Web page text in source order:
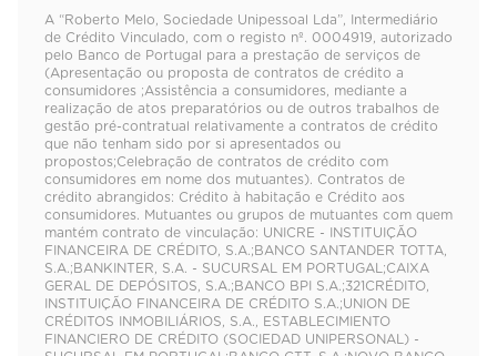
A “Roberto Melo, Sociedade Unipessoal Lda”, Intermediário
de Crédito Vinculado, com o registo nº. 0004919, autorizado
pelo Banco de Portugal para a prestação de serviços de
(Apresentação ou proposta de contratos de crédito a
consumidores ;Assistência a consumidores, mediante a
realização de atos preparatórios ou de outros trabalhos de
gestão pré-contratual relativamente a contratos de crédito
que não tenham sido por si apresentados ou
propostos;Celebração de contratos de crédito com
consumidores em nome dos mutuantes). Contratos de
crédito abrangidos: Crédito à habitação e Crédito aos
consumidores. Mutuantes ou grupos de mutuantes com quem
mantém contrato de vinculação: UNICRE - INSTITUIÇÃO
FINANCEIRA DE CRÉDITO, S.A.;BANCO SANTANDER TOTTA,
S.A.;BANKINTER, S.A. - SUCURSAL EM PORTUGAL;CAIXA
GERAL DE DEPÓSITOS, S.A.;BANCO BPI S.A.;321CRÉDITO,
INSTITUIÇÃO FINANCEIRA DE CRÉDITO S.A.;UNION DE
CRÉDITOS INMOBILIÁRIOS, S.A., ESTABLECIMIENTO
FINANCIERO DE CRÉDITO (SOCIEDAD UNIPERSONAL) -